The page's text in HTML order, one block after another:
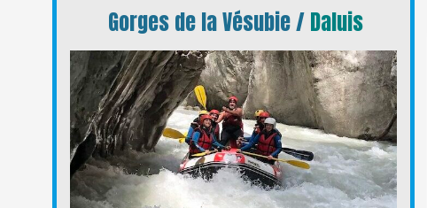
Gorges de la Vésubie /Daluis